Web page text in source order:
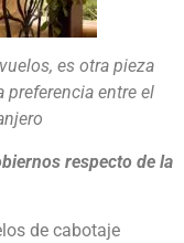
es otra pieza
preferencia entre el
respecto de la
de cabotaje